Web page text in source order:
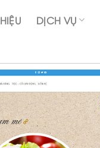
DỊCH VỤ